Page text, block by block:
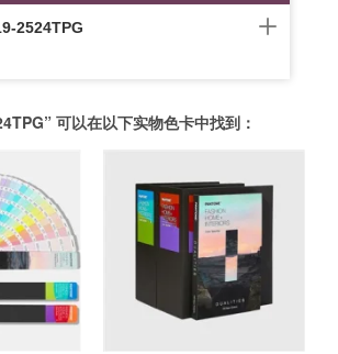
2524TPG
可以在以下实物色卡中找到：